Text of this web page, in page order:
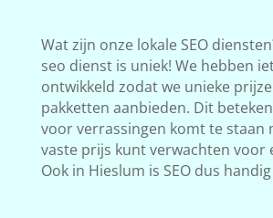
Wat zijn onze lokale SEO
seo dienst is uniek! We hebben
ontwikkeld zodat we unieke
pakketten aanbieden. Dit
voor verrassingen komt te staan
vaste prijs kunt verwachten voor
Ook in Hieslum is SEO dus